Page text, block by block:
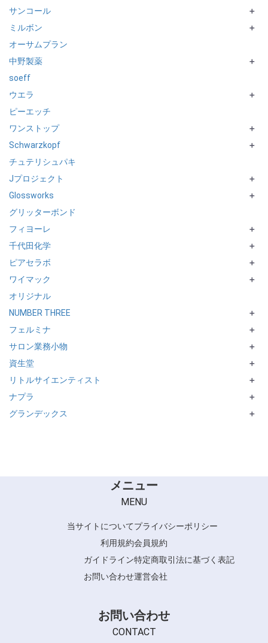
カラーストーリー
ADMIO
QUOLINE
QUILT
ケアトリコ
HAIR COLOR SUNSHIELD
caretrico PRIVY
SPRINAGE
dance design tuner
Mark U
PEACE
サンコール
FARJUA
BOTANIENCE
R-21
R-21EX
mintvell
＋
ミルボン
INPHENOM
DEESS'S シリーズ
PRARMIA シリーズ
jemile fran シリーズ
CRONNA シリーズ
GRAND LINKAGE
suwae
MYFORCE シリーズ
＋
オーサムプラン
中野製薬
SONQ
Caradeco
GLAMOROUS CURL
HAIR FRESH
Proist
Cenfiec
CORIUM
FOLIAGE
enu
＋
soeff
ウエラ
ULTIME
KolorMotion+
INVIGO
biotouch Prisis
＋
ピーエッチ
ワンストップ
bilego
ビカク
＋
Schwarzkopf
FIBREPLEXシリーズ
BC KURシリーズ
BC OILシリーズ
HUILE AROMEシリーズ
SALON ONLY/AMIZONE
＋
チュテリシュパキ
Jプロジェクト
アペルタム
putelo
＋
Glossworks
UPTOGLOSS
＋
グリッターボンド
フィヨーレ
F.PROTECT
＋
千代田化学
DELAXIORシリーズ
PRO-CMCシリーズ
＋
ピアセラボ
＋
ワイマック
CUTECH
NADEL
＋
オリジナル
NUMBER THREE
PROACTION forC
MurieM series
ILGA
refarde
＋
フェルミナ
クリムヴィータ
＋
サロン業務小物
＋
資生堂
アルティスト
＋
リトルサイエンティスト
ワクワクneo
＋
ナプラ
CARETECT HB シリーズ
＋
グランデックス
＋
メニュー
MENU
当サイトについてプライバシーポリシー
利用規約会員規約
ガイドライン特定商取引法に基づく表記
お問い合わせ運営会社
お問い合わせ
CONTACT